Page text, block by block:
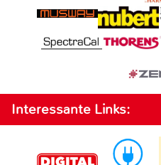
Interessante Links: